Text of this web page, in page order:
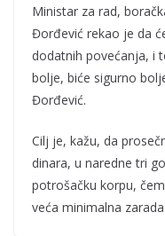
Ministar za rad,
Đorđević rekao je da
dodatnih povećanja, i
bolje, biće sigurno
Đorđević.
Cilj je, kažu, da
dinara, u naredne tri
potrošačku korpu,
veća minimalna zarada.